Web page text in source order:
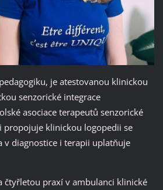
je atestovanou klinickou
senzorické integrace
asociace terapeutů senzorické
propojuje klinickou logopedii se
v diagnostice i terapii uplatňuje
čtyřletou praxí v ambulanci klinické